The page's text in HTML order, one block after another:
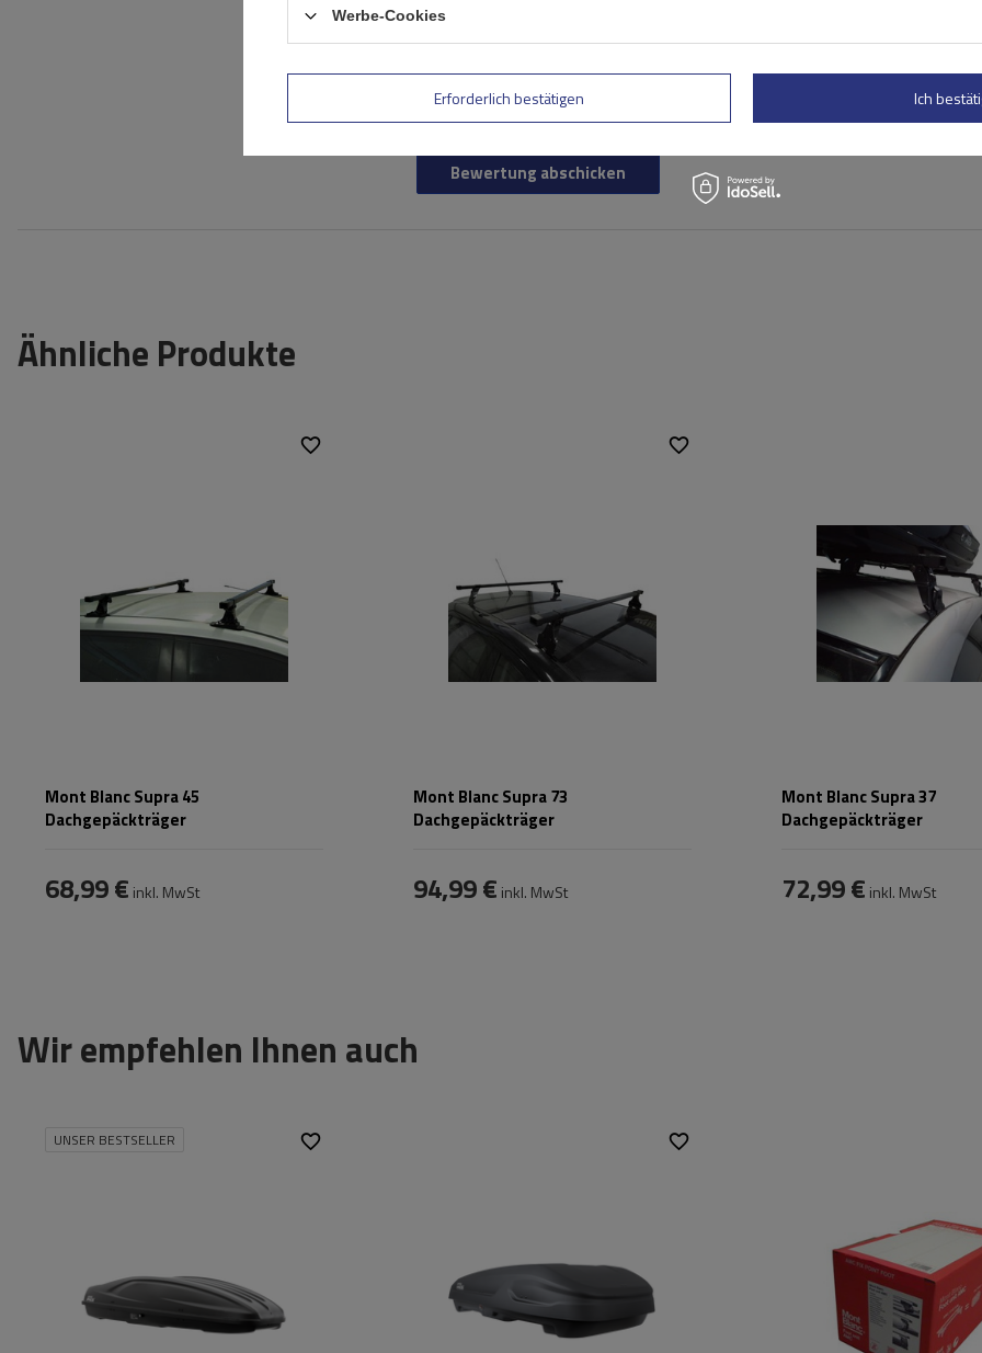
Ihr Vorname
Bewertung abschicken
Ähnliche Produkte
Mont Blanc Supra 45
Dachgepäckträger
68,99 € inkl. MwSt
Mont Blanc Supra 73
Dachgepäckträger
94,99 € inkl. MwSt
Mont Blanc Supra 37
Dachgepäckträger
72,99 € inkl. MwSt
Wir empfehlen Ihnen auch
UNSER BESTSELLER
Werbe-Cookies
Erforderlich bestätigen Ich